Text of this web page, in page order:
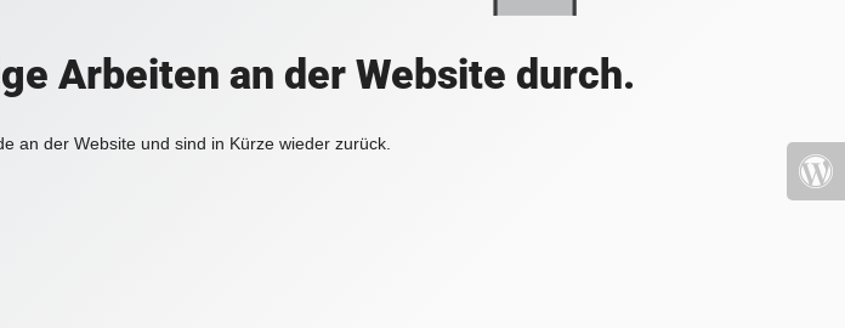
Arbeiten an der Website durch.
an der Website und sind in Kürze wieder zurück.